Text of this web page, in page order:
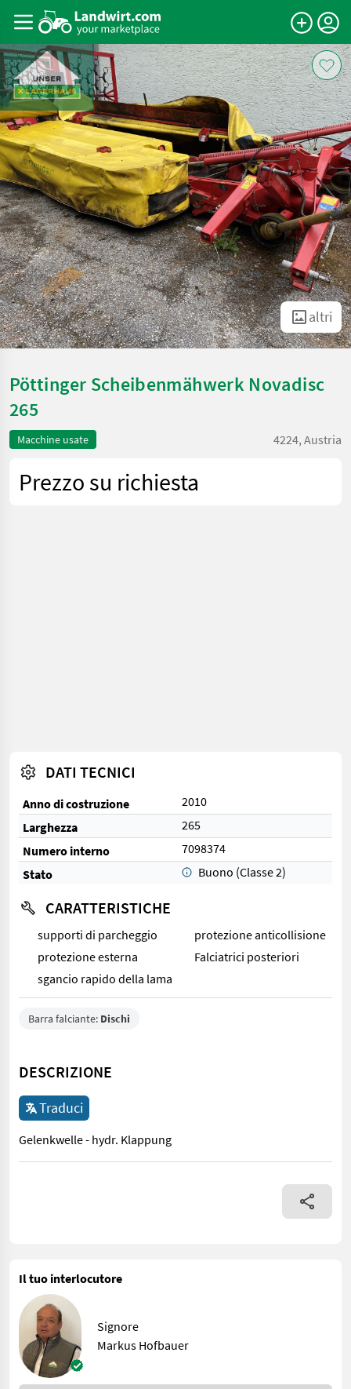
altri
Pöttinger Scheibenmähwerk Novadisc
265
Macchine usate 4224, Austria
Prezzo su richiesta
DATI TECNICI
Anno di costruzione
2010
Larghezza
265
Numero interno
7098374
Stato
Buono (Classe 2)
CARATTERISTICHE
supporti di parcheggio
protezione anticollisione
protezione esterna
Falciatrici posteriori
sgancio rapido della lama
Barra falciante: Dischi
DESCRIZIONE
Traduci
Gelenkwelle - hydr. Klappung
Gelenkwelle - hydr. Klappung
Il tuo interlocutore
Signore
Markus Hofbauer